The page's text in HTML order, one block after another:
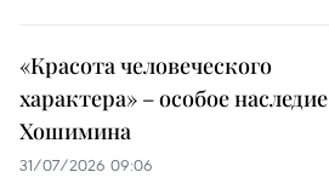
«Красота человеческого
характера» – особое наследие
Хошимина
31/07/2026 09:06